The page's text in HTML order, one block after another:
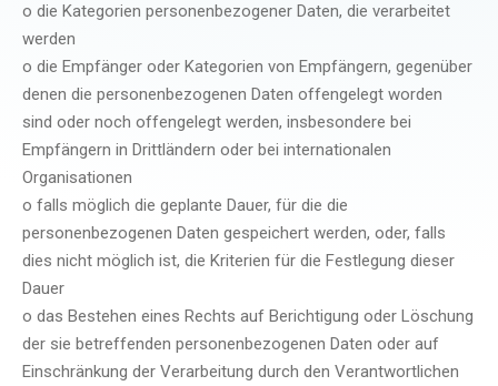
o die Kategorien personenbezogener Daten, die verarbeitet
werden
o die Empfänger oder Kategorien von Empfängern, gegenüber
denen die personenbezogenen Daten offengelegt worden
sind oder noch offengelegt werden, insbesondere bei
Empfängern in Drittländern oder bei internationalen
Organisationen
o falls möglich die geplante Dauer, für die die
personenbezogenen Daten gespeichert werden, oder, falls
dies nicht möglich ist, die Kriterien für die Festlegung dieser
Dauer
o das Bestehen eines Rechts auf Berichtigung oder Löschung
der sie betreffenden personenbezogenen Daten oder auf
Einschränkung der Verarbeitung durch den Verantwortlichen